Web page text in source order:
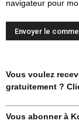
navigateur pour
Vous voulez
gratuitement ?
Vous abonner à